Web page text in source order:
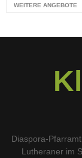
WEITERE ANGEBOTE
Diaspora-
Lutheraner im